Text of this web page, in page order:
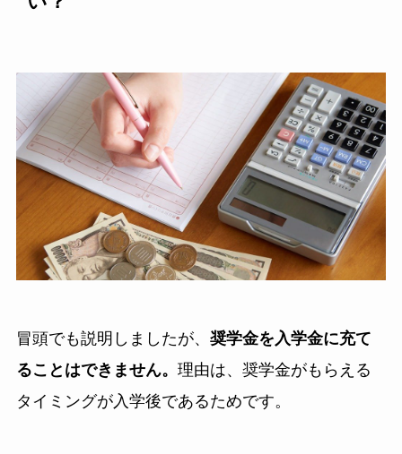
冒頭でも説明しましたが、 奨学金を入学金に充て
ることはできません。 理由は、奨学金がもらえる
タイミングが入学後であるためです。